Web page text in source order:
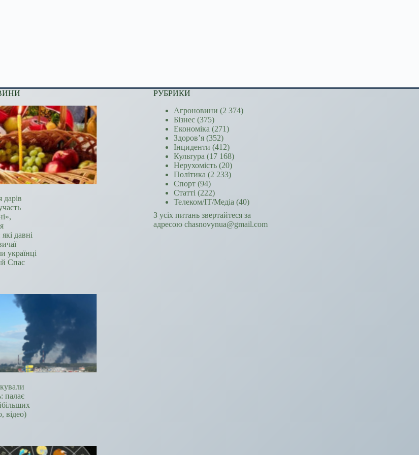
дарів
давні
українці
Спас
палає
відео)
РУБРИКИ
Агроновини (2 374)
Бізнес (375)
Економіка (271)
Здоров’я (352)
Інциденти (412)
Культура (17 168)
Нерухомість (20)
Політика (2 233)
Спорт (94)
Статті (222)
Телеком/ІТ/Медіа (40)
З усіх питань звертайтеся за
адресою chasnovynua@gmail.com